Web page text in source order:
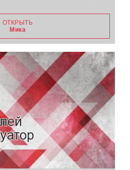
ОТКРЫТЬ
Мика